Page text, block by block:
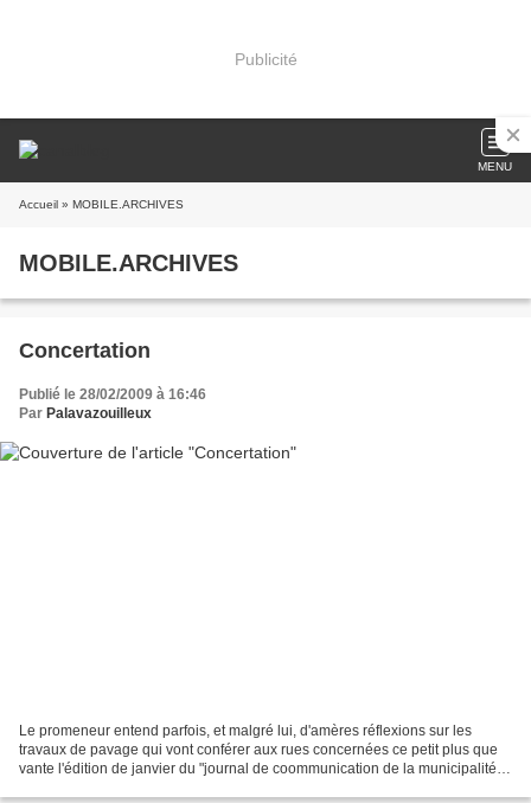
Publicité
MENU
Accueil » MOBILE.ARCHIVES
MOBILE.ARCHIVES
Concertation
Publié le 28/02/2009 à 16:46
Par Palavazouilleux
Le promeneur entend parfois, et malgré lui, d'amères réflexions sur les
travaux de pavage qui vont conférer aux rues concernées ce petit plus que
vante l'édition de janvier du "journal de coommunication de la municipalité".